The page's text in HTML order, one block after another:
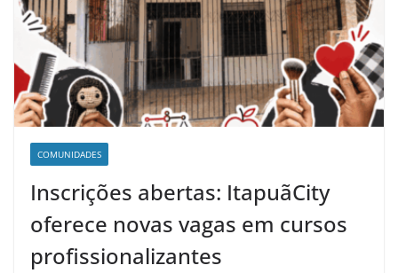
COMUNIDADES
Inscrições abertas: ItapuãCity
oferece novas vagas em cursos
profissionalizantes